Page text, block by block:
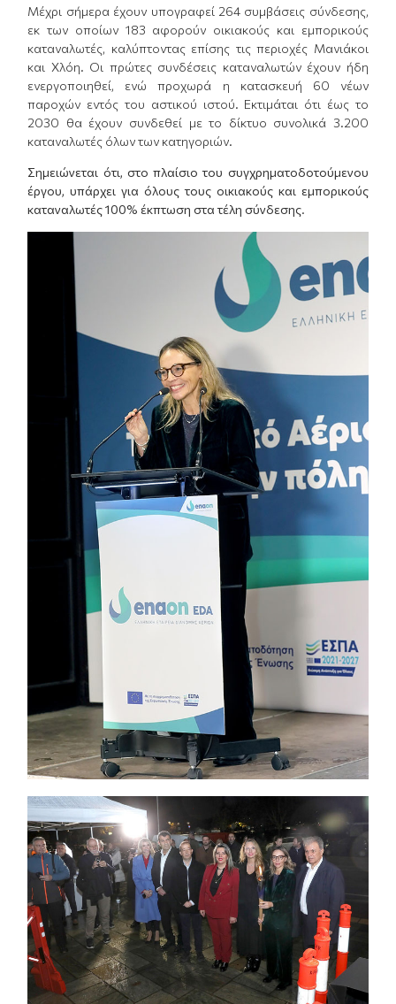
Μέχρι σήμερα έχουν υπογραφεί 264 συμβάσεις σύνδεσης,
εκ των οποίων 183 αφορούν οικιακούς και εμπορικούς
καταναλωτές, καλύπτοντας επίσης τις περιοχές Μανιάκοι
και Χλόη. Οι πρώτες συνδέσεις καταναλωτών έχουν ήδη
ενεργοποιηθεί, ενώ προχωρά η κατασκευή 60 νέων
παροχών εντός του αστικού ιστού. Εκτιμάται ότι έως το
2030 θα έχουν συνδεθεί με το δίκτυο συνολικά 3.200
καταναλωτές όλων των κατηγοριών.
Σημειώνεται ότι, στο πλαίσιο του συγχρηματοδοτούμενου
έργου, υπάρχει για όλους τους οικιακούς και εμπορικούς
καταναλωτές 100% έκπτωση στα τέλη σύνδεσης.